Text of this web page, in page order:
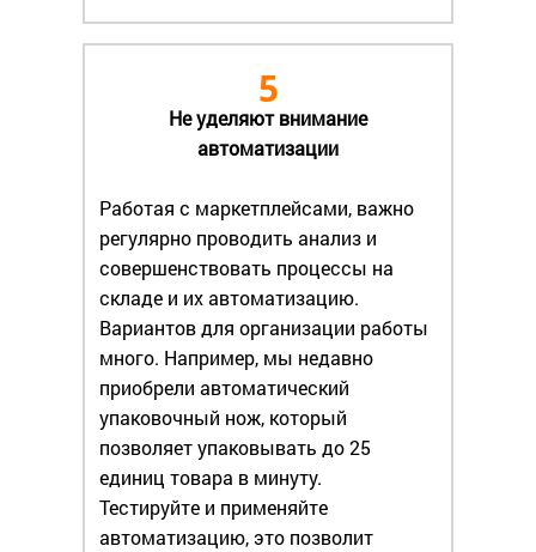
5
Не уделяют внимание
автоматизации
Работая с маркетплейсами, важно
регулярно проводить анализ и
совершенствовать процессы на
складе и их автоматизацию.
Вариантов для организации работы
много. Например, мы недавно
приобрели автоматический
упаковочный нож, который
позволяет упаковывать до 25
единиц товара в минуту.
Тестируйте и применяйте
автоматизацию, это позволит